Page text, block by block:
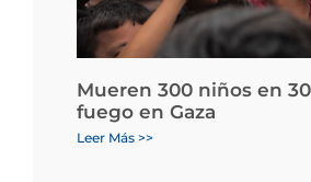
Mueren 300 niños en
fuego en Gaza
Leer Más >>